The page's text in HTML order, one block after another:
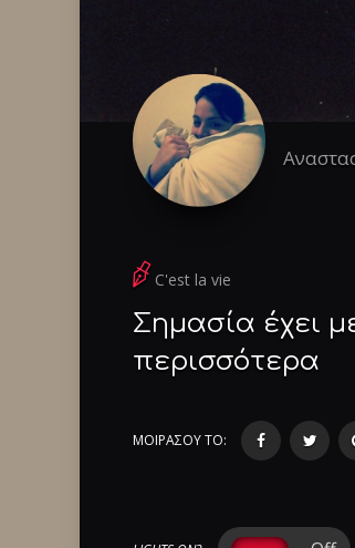
C'est la vie
Σημασία έχει
περισσότερα
ΜΟΙΡΑΣΟΥ ΤΟ: